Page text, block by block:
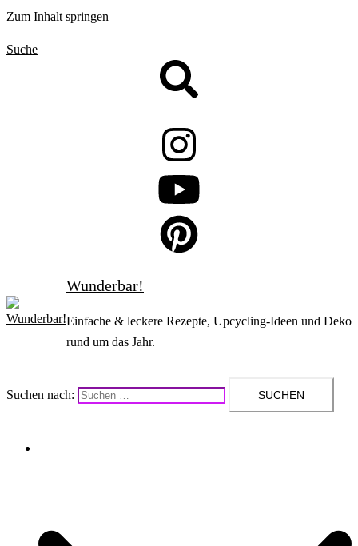
Zum Inhalt springen
Suche
Wunderbar!
Einfache & leckere Rezepte, Upcycling-Ideen und Deko
rund um das Jahr.
Suchen nach: